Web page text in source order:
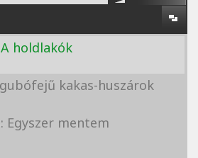
holdlakók
kakas-huszárok
Egyszer mentem